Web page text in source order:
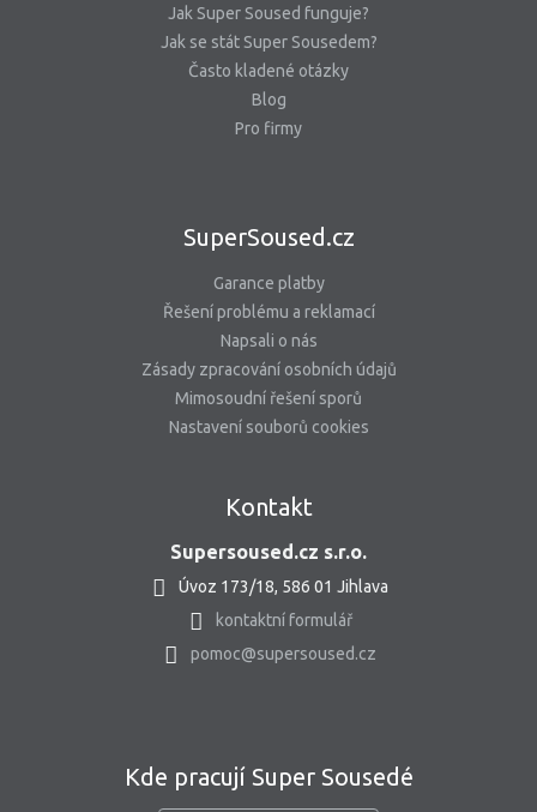
Jak Super Soused funguje?
Jak se stát Super Sousedem?
Často kladené otázky
Blog
Pro firmy
SuperSoused.cz
Garance platby
Řešení problému a reklamací
Napsali o nás
Zásady zpracování osobních údajů
Mimosoudní řešení sporů
Nastavení souborů cookies
Kontakt
Supersoused.cz s.r.o.
Úvoz 173/18, 586 01 Jihlava
kontaktní formulář
pomoc@supersoused.cz
Kde pracují Super Sousedé